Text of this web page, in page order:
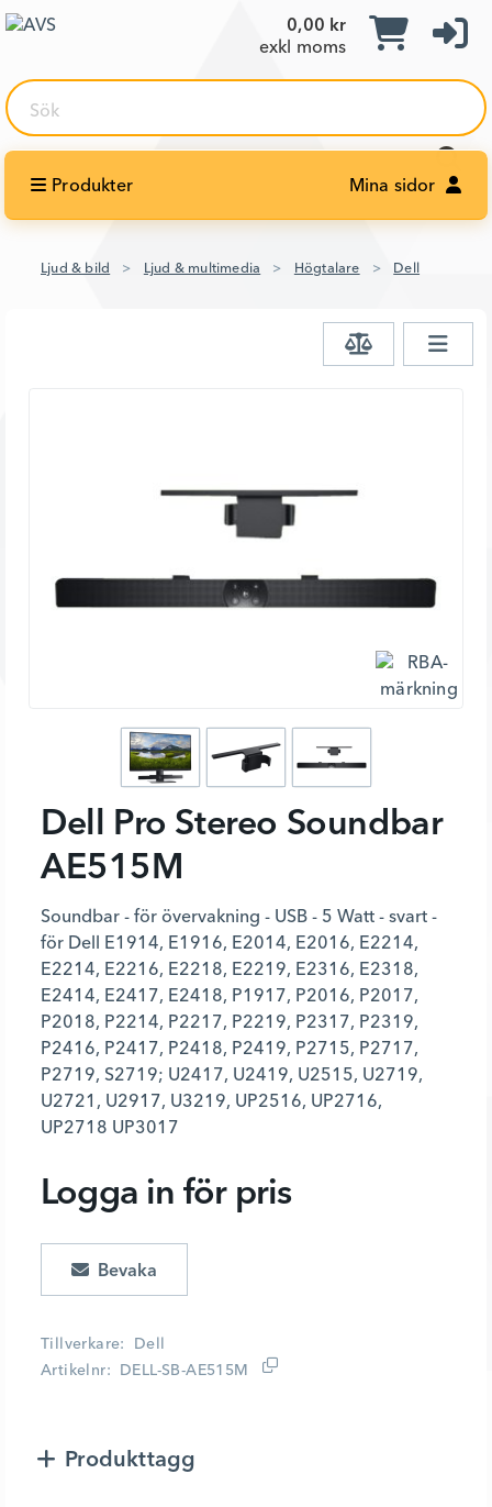
0,00 kr
exkl moms
Sök
Produkter Mina sidor
Ljud & bild Ljud & multimedia Högtalare Dell
Dell Pro Stereo Soundbar
AE515M
Soundbar - för övervakning - USB - 5 Watt - svart -
för Dell E1914, E1916, E2014, E2016, E2214,
E2214, E2216, E2218, E2219, E2316, E2318,
E2414, E2417, E2418, P1917, P2016, P2017,
P2018, P2214, P2217, P2219, P2317, P2319,
P2416, P2417, P2418, P2419, P2715, P2717,
P2719, S2719; U2417, U2419, U2515, U2719,
U2721, U2917, U3219, UP2516, UP2716,
UP2718 UP3017
Tillverkare
Dell
Artikelnr
DELL-SB-AE515M
Logga in för pris
Produkttagg